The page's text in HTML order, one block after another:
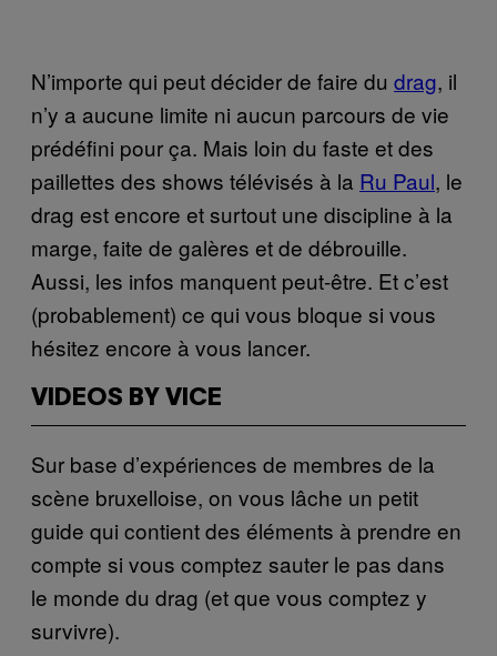
N’importe qui peut décider de faire du drag, il
n’y a aucune limite ni aucun parcours de vie
prédéfini pour ça. Mais loin du faste et des
paillettes des shows télévisés à la Ru Paul, le
drag est encore et surtout une discipline à la
marge, faite de galères et de débrouille.
Aussi, les infos manquent peut-être. Et c’est
(probablement) ce qui vous bloque si vous
hésitez encore à vous lancer.
VIDEOS BY VICE
Sur base d’expériences de membres de la
scène bruxelloise, on vous lâche un petit
guide qui contient des éléments à prendre en
compte si vous comptez sauter le pas dans
le monde du drag (et que vous comptez y
survivre).